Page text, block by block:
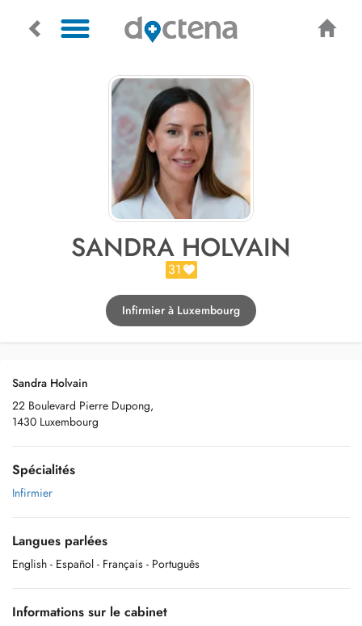
SANDRA HOLVAIN
31
Infirmier à Luxembourg
Sandra Holvain
22 Boulevard Pierre Dupong,
1430 Luxembourg
Spécialités
Infirmier
Langues parlées
English - Español - Français - Português
Informations sur le cabinet